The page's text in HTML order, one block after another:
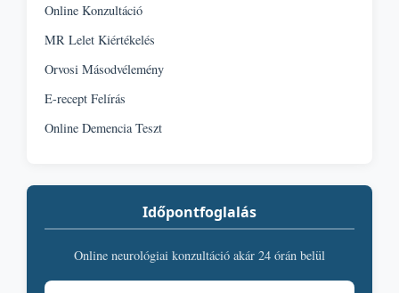
Online Konzultáció
MR Lelet Kiértékelés
Orvosi Másodvélemény
E-recept Felírás
Online Demencia Teszt
Időpontfoglalás
Online neurológiai konzultáció akár 24 órán belül